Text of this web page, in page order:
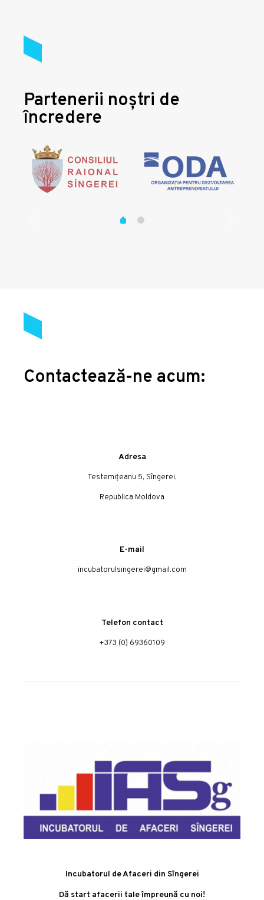
Partenerii noștri de
încredere
Contactează-ne acum:
Adresa
Testemițeanu 5, Sîngerei,
Republica Moldova
E-mail
incubatorulsingerei@gmail.com
Telefon contact
+373 (0) 69360109
Incubatorul de Afaceri din Sîngerei
Dă start afacerii tale împreună cu noi!